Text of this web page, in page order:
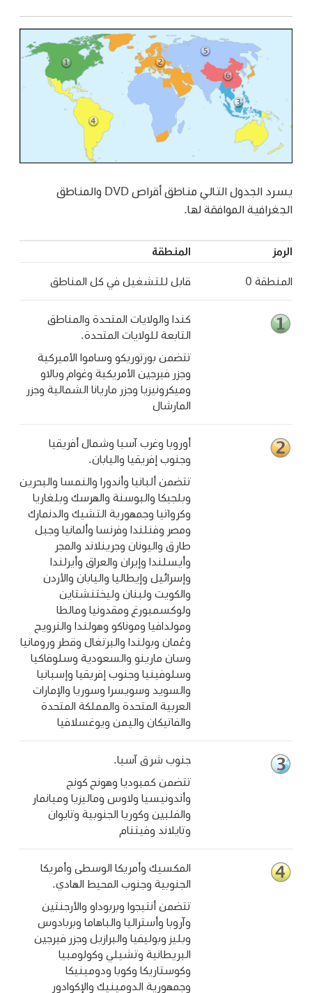
يسرد الجدول التالي مناطق أقراص DVD والمناطق
الجغرافية الموافقة لها.
الرمز المنطقة
المنطقة 0 قابل للتشغيل في كل المناطق
كندا والولايات المتحدة والمناطق
التابعة للولايات المتحدة.
تتضمن بورتوريكو وساموا الأميركية
وجزر فيرجين الأمريكية وغوام وبالاو
وميكرونيزيا وجزر ماريانا الشمالية وجزر
المارشال
أوروبا وغرب آسيا وشمال أفريقيا
وجنوب إفريقيا واليابان.
تتضمن ألبانيا وأندورا والنمسا والبحرين
وبلجيكا والبوسنة والهرسك وبلغاريا
وكرواتيا وجمهورية التشيك والدنمارك
ومصر وفنلندا وفرنسا وألمانيا وجبل
طارق واليونان وجرينلاند والمجر
وأيسلندا وإيران والعراق وأيرلندا
وإسرائيل وإيطاليا واليابان والأردن
والكويت ولبنان وليختنشتاين
ولوكسمبورغ ومقدونيا ومالطا
ومولدافيا وموناكو وهولندا والنرويج
وعُمان وبولندا والبرتغال وقطر ورومانيا
وسان مارينو والسعودية وسلوفاكيا
وسلوفينيا وجنوب إفريقيا وإسبانيا
والسويد وسويسرا وسوريا والإمارات
العربية المتحدة والمملكة المتحدة
والفاتيكان واليمن ويوغسلافيا
جنوب شرق آسيا.
تتضمن كمبوديا وهونج كونج
وأندونيسيا ولاوس وماليزيا وميانمار
والفلبين وكوريا الجنوبية وتايوان
وتايلاند وفيتنام
المكسيك وأمريكا الوسطى وأمريكا
الجنوبية وجنوب المحيط الهادي.
تتضمن أنتيجوا وبربوداو والأرجنتين
وآروبا وأستراليا والباهاما وبربادوس
وبليز وبوليفيا والبرازيل وجزر فيرجين
البريطانية وتشيلي وكولومبيا
وكوستاريكا وكوبا ودومينيكا
وجمهورية الدومينيك والإكوادور